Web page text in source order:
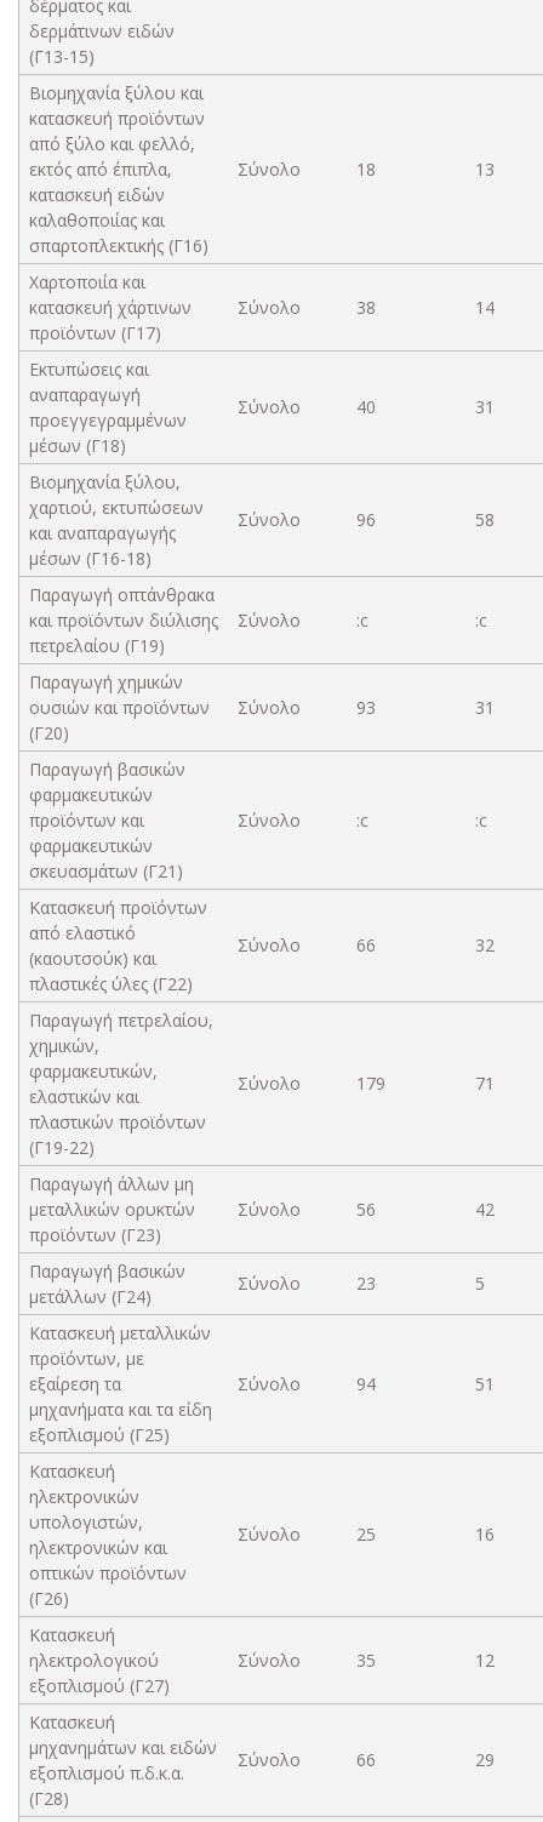
δέρματος και
δερμάτινων ειδών
(Γ13-15)
Βιομηχανία ξύλου και
κατασκευή προϊόντων
από ξύλο και φελλό,
εκτός από έπιπλα,
κατασκευή ειδών
καλαθοποιίας και
σπαρτοπλεκτικής (Γ16)
Σύνολο 18 13
Χαρτοποιία και
κατασκευή χάρτινων
προϊόντων (Γ17)
Σύνολο 38 14
Εκτυπώσεις και
αναπαραγωγή
προεγγεγραμμένων
μέσων (Γ18)
Σύνολο 40 31
Βιομηχανία ξύλου,
χαρτιού, εκτυπώσεων
και αναπαραγωγής
μέσων (Γ16-18)
Σύνολο 96 58
Παραγωγή οπτάνθρακα
και προϊόντων διύλισης
πετρελαίου (Γ19)
Σύνολο :c :c
Παραγωγή χημικών
ουσιών και προϊόντων
(Γ20)
Σύνολο 93 31
Παραγωγή βασικών
φαρμακευτικών
προϊόντων και
φαρμακευτικών
σκευασμάτων (Γ21)
Σύνολο :c :c
Κατασκευή προϊόντων
από ελαστικό
(καουτσούκ) και
πλαστικές ύλες (Γ22)
Σύνολο 66 32
Παραγωγή πετρελαίου,
χημικών,
φαρμακευτικών,
ελαστικών και
πλαστικών προϊόντων
(Γ19-22)
Σύνολο 179 71
Παραγωγή άλλων μη
μεταλλικών ορυκτών
προϊόντων (Γ23)
Σύνολο 56 42
Παραγωγή βασικών
μετάλλων (Γ24)
Σύνολο 23 5
Κατασκευή μεταλλικών
προϊόντων, με
εξαίρεση τα
μηχανήματα και τα είδη
εξοπλισμού (Γ25)
Σύνολο 94 51
Κατασκευή
ηλεκτρονικών
υπολογιστών,
ηλεκτρονικών και
οπτικών προϊόντων
(Γ26)
Σύνολο 25 16
Κατασκευή
ηλεκτρολογικού
εξοπλισμού (Γ27)
Σύνολο 35 12
Κατασκευή
μηχανημάτων και ειδών
εξοπλισμού π.δ.κ.α.
(Γ28)
Σύνολο 66 29